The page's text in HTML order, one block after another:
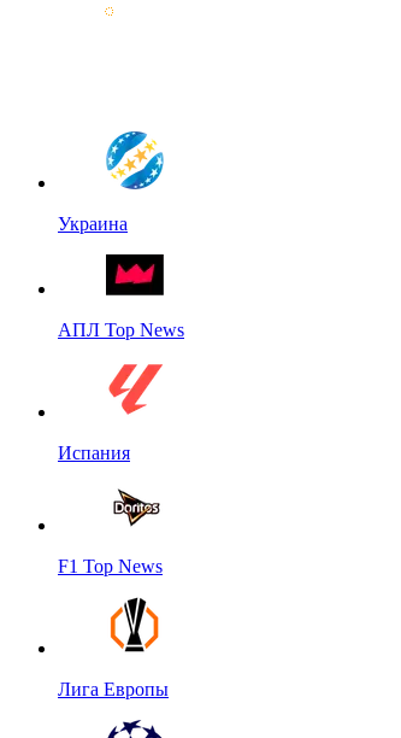
Украина
АПЛ Top News
Испания
F1 Top News
Лига Европы